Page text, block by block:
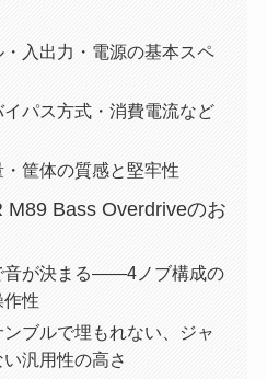
・入出力・電源の基本スペ
パス方式・消費電流など
筐体の質感と堅牢性
M89 Bass Overdriveのお
音が決まる——4ノブ構成の
作性
ブルで埋もれない、ジャ
汎用性の高さ